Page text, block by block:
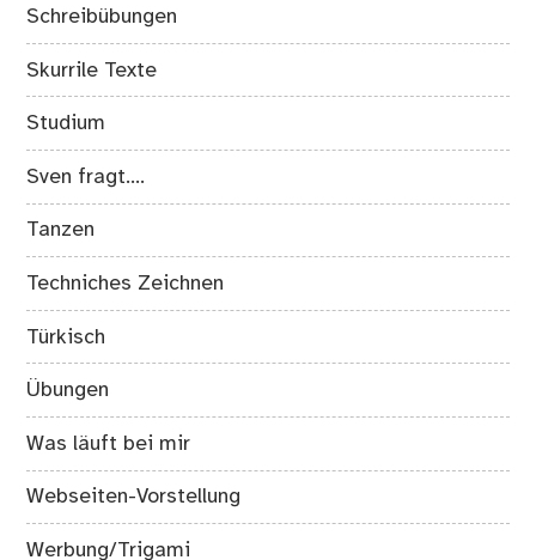
Schreibübungen
Skurrile Texte
Studium
Sven fragt….
Tanzen
Techniches Zeichnen
Türkisch
Übungen
Was läuft bei mir
Webseiten-Vorstellung
Werbung/Trigami